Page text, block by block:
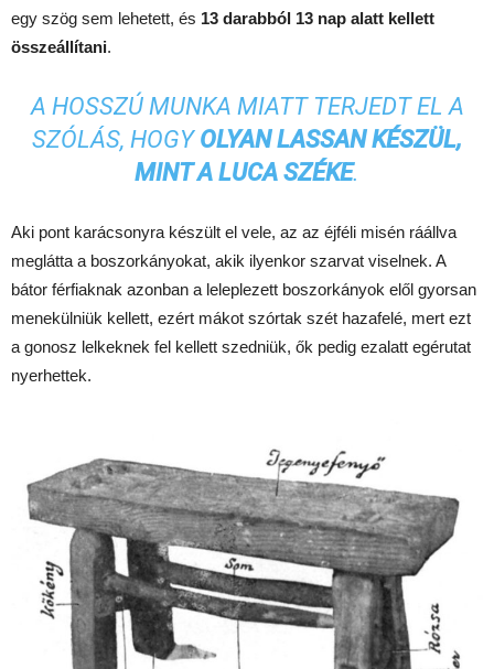
egy szög sem lehetett, és 13 darabból 13 nap alatt kellett
összeállítani.
A HOSSZÚ MUNKA MIATT TERJEDT EL A
SZÓLÁS, HOGY OLYAN LASSAN KÉSZÜL,
MINT A LUCA SZÉKE.
Aki pont karácsonyra készült el vele, az az éjféli misén ráállva
meglátta a boszorkányokat, akik ilyenkor szarvat viselnek. A
bátor férfiaknak azonban a leleplezett boszorkányok elől gyorsan
menekülniük kellett, ezért mákot szórtak szét hazafelé, mert ezt
a gonosz lelkeknek fel kellett szedniük, ők pedig ezalatt egérutat
nyerhettek.